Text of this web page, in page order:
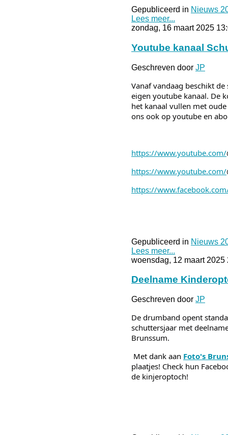
Gepubliceerd in Nieuws
Lees meer...
zondag, 16 maart 2025
Youtube kanaal
Geschreven door JP
Vanaf vandaag beschikt
eigen youtube kanaal. De
het kanaal vullen met
ons ook op youtube en
https://www.youtube.com/
https://www.youtube.com/
https://
Gepubliceerd in Nieuws
Lees meer...
woensdag, 12 maart 2025
Deelname
Geschreven door JP
De drumband opent
schuttersjaar met
Brunssum.
Met dank aan Foto's
plaatjes! Check hun
de kinjeroptoch!